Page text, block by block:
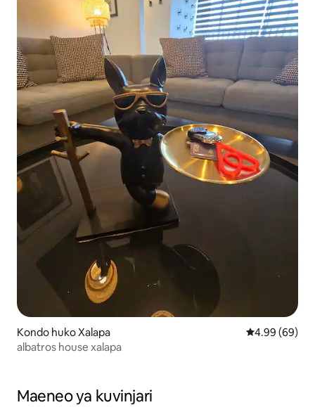
Kondo huko Xalapa Ukadiriaji wa
4.99 (69)
albatros house xalapa
Maeneo ya kuvinjari